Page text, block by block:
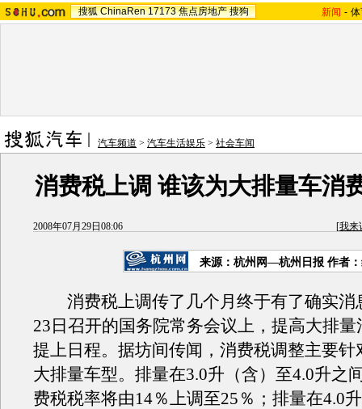
搜狐 ChinaRen 17173 焦点房地产 搜狗 新闻 -
汽车频道 > 汽车生活娱乐 > 社会车闻
消费税上调 谁该为大排量车消
2008年07月29日08:06 [我来
来源：杭州网—杭州日报 作者
消费税上调传了几个月终于有了确实
23日召开的国务院常务会议上，提高大排
提上日程。据坊间传闻，消费税调整主要针
大排量车型。排量在3.0升（含）至4.0升之
费税税率将由14％上调至25％；排量在4.0